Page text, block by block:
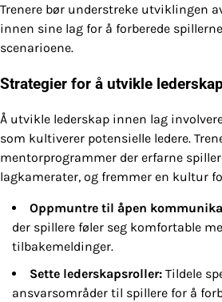
Trenere bør understreke utviklingen
innen sine lag for å forberede
scenarioene.
Strategier for å utvikle
Å utvikle lederskap innen lag
som kultiverer potensielle ledere.
mentorprogrammer der erfarne
lagkamerater, og fremmer en kultur
Oppmuntre til åpen
der spillere føler seg komfortable
tilbakemeldinger.
Sette lederskapsroller: Tildele
ansvarsområder til spillere for å